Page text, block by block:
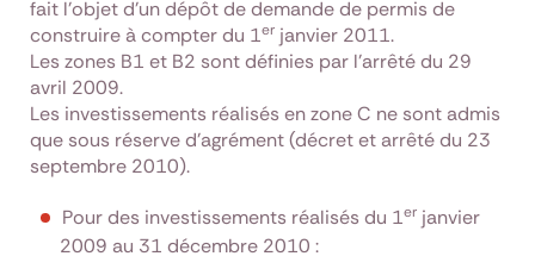
fait l'objet d'un dépôt de demande de permis de
construire à compter du 1er janvier 2011.
Les zones B1 et B2 sont définies par l’arrêté du 29
avril 2009.
Les investissements réalisés en zone C ne sont admis
que sous réserve d'agrément (décret et arrêté du 23
septembre 2010).
Pour des investissements réalisés du 1er janvier
2009 au 31 décembre 2010 :